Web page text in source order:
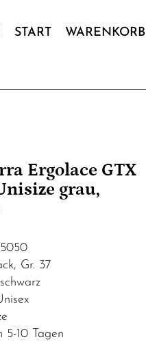
START
WARENKORB
Ergolace GTX
grau,
Gr. 37
5-10 Tagen